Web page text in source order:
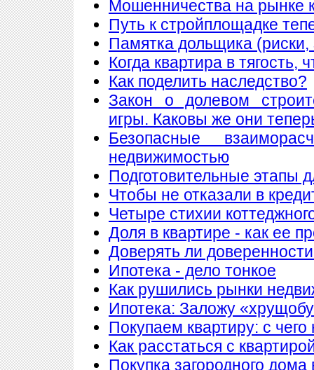
Мошенничества на рынке
Путь к стройплощадке
Памятка дольщика (риски,
Когда квартира в тягость,
Как поделить наследство?
Закон о долевом
игры. Каковы же они
Безопасные
недвижимостью
Подготовительные этапы
Чтобы не отказали в
Четыре стихии
Доля в квартире - как ее
Доверять ли
Ипотека - дело тонкое
Как рушились рынки
Ипотека: Заложу
Покупаем квартиру: с чего
Как расстаться с
Покупка загородного дома